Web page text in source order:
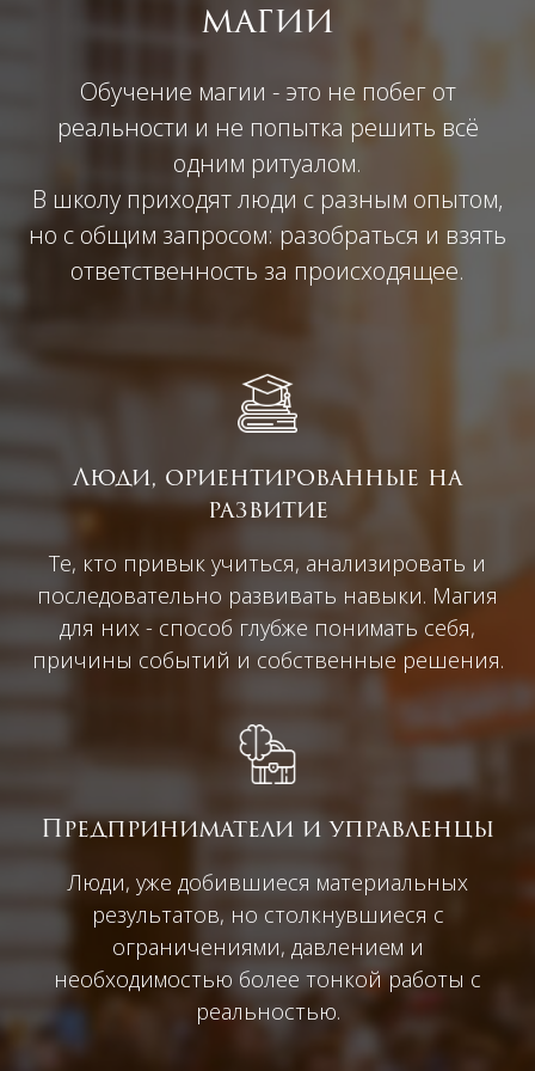
магии
Обучение магии - это не побег от
реальности и не попытка решить всё
одним ритуалом.
В школу приходят люди с разным опытом,
но с общим запросом: разобраться и взять
ответственность за происходящее.
Люди, ориентированные на
развитие
Те, кто привык учиться, анализировать и
последовательно развивать навыки. Магия
для них - способ глубже понимать себя,
причины событий и собственные решения.
Предприниматели и управленцы
Люди, уже добившиеся материальных
результатов, но столкнувшиеся с
ограничениями, давлением и
необходимостью более тонкой работы с
реальностью.